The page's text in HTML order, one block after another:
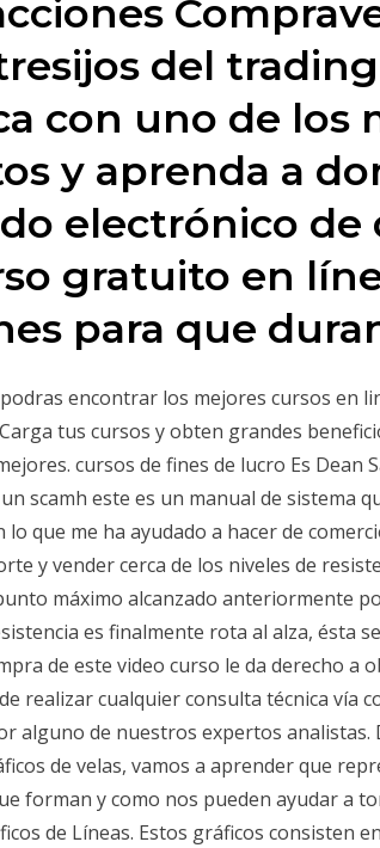
del
con uno de los
y aprenda a
electrónico de
gratuito en
para que
encontrar los mejores cursos en
tus cursos y obten grandes
cursos de fines de lucro Es Dean
scamh este es un manual de sistema
lo que me ha ayudado a hacer de
y vender cerca de los niveles de
máximo alcanzado anteriormente
es finalmente rota al alza, ésta
de este video curso le da derecho a
realizar cualquier consulta técnica vía
alguno de nuestros expertos analistas.
de velas, vamos a aprender que
forman y como nos pueden ayudar a
de Líneas. Estos gráficos consisten